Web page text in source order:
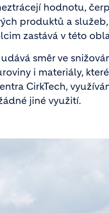
hodnotu,
produktů a
zastává v této
směr ve
i materiály,
CirkTech,
jiné využití.